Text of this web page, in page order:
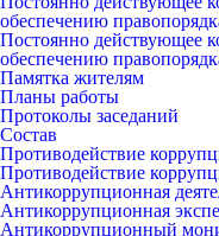
обеспечению
Постоянно действующее
обеспечению
Памятка жителям
Планы работы
Протоколы заседаний
Состав
Противодействие
Противодействие
Антикоррупционная
Антикоррупционная
Антикоррупционный